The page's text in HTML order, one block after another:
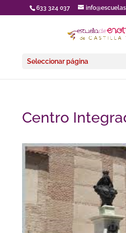
633 324 037
Seleccionar página
Centro